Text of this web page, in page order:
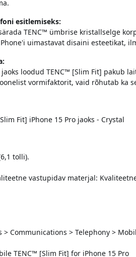
esitlemiseks:
TENC™ ümbrise kristallselge
uimastavat disaini esteetikat,
loodud TENC™ [Slim Fit] pakub
vormifaktorit, vaid rõhutab ka
Fit] iPhone 15 Pro jaoks - Crystal
tolli).
vastupidav materjal:
> Communications > Telephony >
TENC™ [Slim Fit] for iPhone 15 Pro